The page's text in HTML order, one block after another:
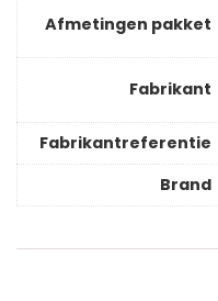
Afmetingen pakket
Fabrikant
Fabrikantreferentie
Brand